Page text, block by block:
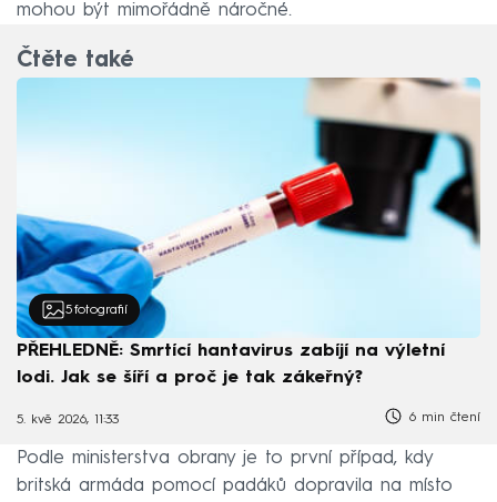
mohou být mimořádně náročné.
Čtěte také
5 fotografií
PŘEHLEDNĚ: Smrtící hantavirus zabíjí na výletní
lodi. Jak se šíří a proč je tak zákeřný?
5. kvě 2026, 11:33 6 min čtení
Podle ministerstva obrany je to první případ, kdy
britská armáda pomocí padáků dopravila na místo